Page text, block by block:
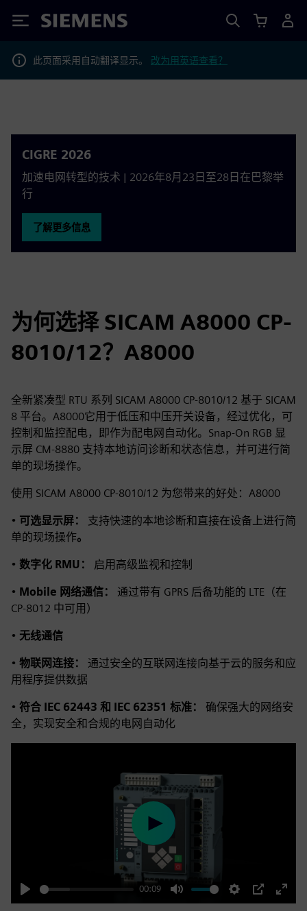
Siemens
此页面采用自动翻译显示。 改为用英语查看？
CIGRE 2026
加速电网转型的技术 | 2026年8月23日至28日在巴黎举
行
了解更多信息
为何选择 SICAM A8000 CP-
8010/12？A8000
全新紧凑型 RTU 系列 SICAM A8000 CP-8010/12 基于 SICAM
8 平台。A8000它用于低压和中压开关设备，经过优化，可
控制和监控配电，即作为配电网自动化。Snap-On RGB 显
示屏 CM-8880 支持本地访问诊断和状态信息，并可进行简
单的现场操作。
使用 SICAM A8000 CP-8010/12 为您带来的好处：A8000
• 可选显示屏： 支持快速的本地诊断和直接在设备上进行简
单的现场操作。
• 数字化 RMU： 启用高级监视和控制
• Mobile 网络通信：
通过带有 GPRS 后备功能的 LTE（在
CP-8012 中可用）
• 无线通信
• 物联网连接： 通过安全的互联网连接向基于云的服务和应
用程序提供数据
• 符合 IEC 62443 和 IEC 62351 标准： 确保强大的网络安
全，实现安全和合规的电网自动化
Play
00:09
Mute Settings
PIP
Enter
Play